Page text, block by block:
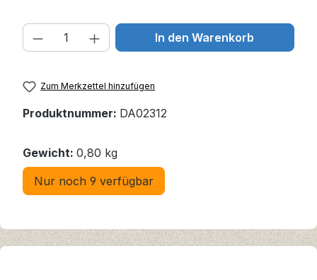
Produkt Anzahl: Gib den
In den Warenkorb
Zum Merkzettel hinzufügen
Produktnummer: DA02312
Gewicht: 0,80 kg
Nur noch 9 verfügbar